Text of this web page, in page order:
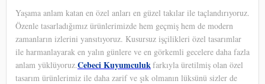
Yaşama anlam katan en özel anları en güzel takılar ile taçlandırıyoruz.
Özenle tasarladığımız ürünlerimizde hem geçmiş hem de modern
zamanların izlerini yansıtıyoruz. Kusursuz işçilikleri özel tasarımlar
ile harmanlayarak en yalın günlere ve en görkemli gecelere daha fazla
anlam yüklüyoruz.Cebeci Kuyumculukfarkıyla üretilmiş olan özel
tasarım ürünlerimiz ile daha zarif ve şık olmanın lüksünü sizler de